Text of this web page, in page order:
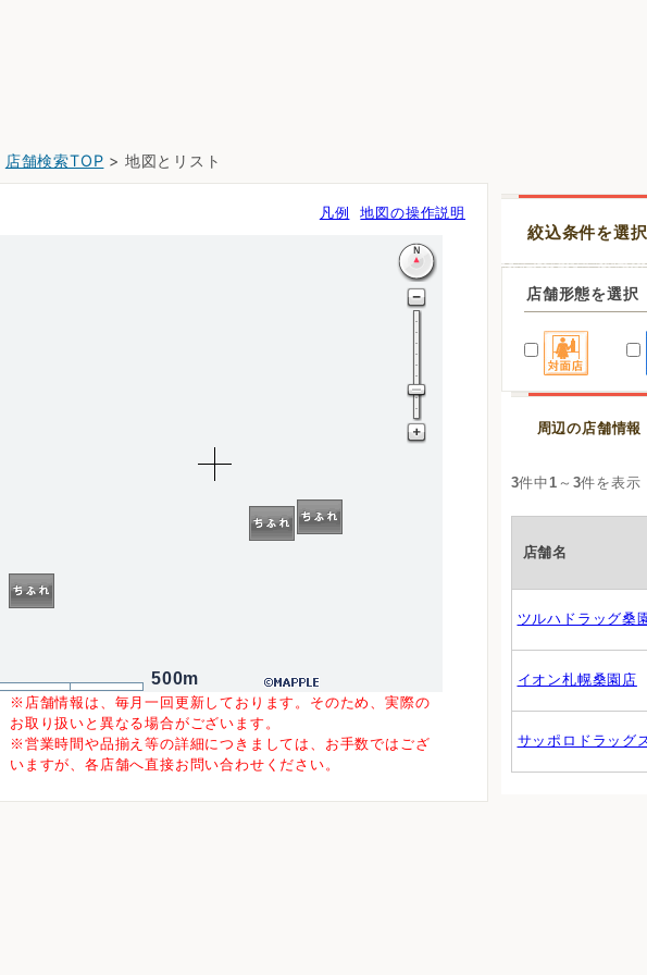
店舗検索TOP > 地図とリスト
凡例 地図の操作説明
500m
※店舗情報は、毎月一回更新しております。そのため、実際の
お取り扱いと異なる場合がございます。
※営業時間や品揃え等の詳細につきましては、お手数ではござ
いますが、各店舗へ直接お問い合わせください。
絞込条件を選
店舗形態を選択
周辺の店舗情報
3件中 1 ～ 3件を表示
店舗名
ツルハドラッグ桑
イオン札幌桑園店
サッポロドラッグ